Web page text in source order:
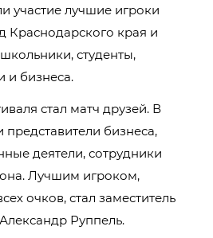
участие лучшие игроки
Краснодарского края и
студенты,
и бизнеса.
стал матч друзей. В
бизнеса,
деятели, сотрудники
Лучшим игроком,
очков, стал заместитель
Руппель.